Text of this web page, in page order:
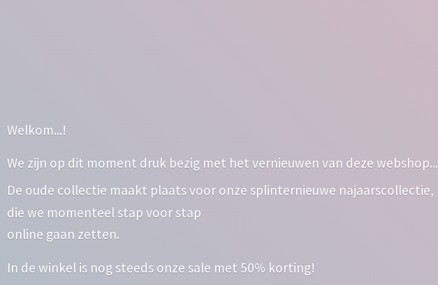
Welkom...!
We zijn op dit moment druk bezig met het vernieuwen van deze webshop...
De oude collectie maakt plaats voor onze splinternieuwe najaarscollectie,
die we momenteel stap voor stap
online gaan zetten.
In de winkel is nog steeds onze sale met 50% korting!